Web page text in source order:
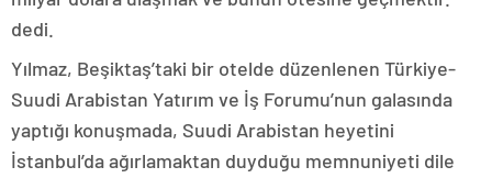
dedi.
Yılmaz, Beşiktaş’taki bir otelde düzenlenen Türkiye-
Suudi Arabistan Yatırım ve İş Forumu’nun galasında
yaptığı konuşmada, Suudi Arabistan heyetini
İstanbul’da ağırlamaktan duyduğu memnuniyeti dile